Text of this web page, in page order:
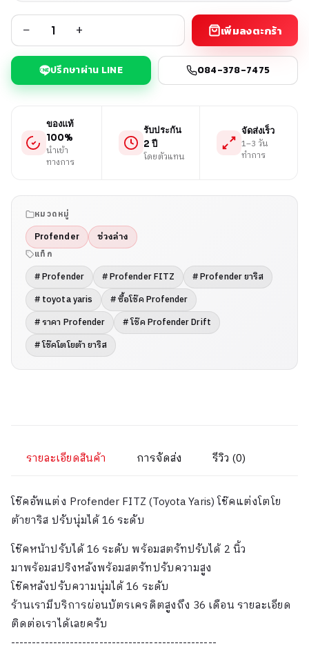
− + เพิ่มลงตะกร้า
ปรึกษาผ่าน LINE 084-378-7475
ของแท้
100%
นำเข้า
ทางการ
รับประกัน
2 ปี
โดยตัวแทน
จัดส่งเร็ว
1–3 วัน
ทำการ
หมวดหมู่
Profender ช่วงล่าง
แท็ก
# Profender # Profender FITZ
# Profender ยาริส
# toyota yaris
# ซื้อโช๊ค Profender
# ราคา Profender
# โช๊ค Profender Drift
# โช๊คโตโยต้า ยาริส
รายละเอียดสินค้า การจัดส่ง รีวิว (0)
โช๊คอัพแต่ง Profender FITZ (Toyota Yaris) โช๊คแต่งโตโย
ต้ายาริส ปรับนุ่มได้ 16 ระดับ
โช๊คหน้าปรับได้ 16 ระดับ พร้อมสตรัทปรับได้ 2 นิ้ว
มาพร้อมสปริงหลังพร้อมสตรัทปรับความสูง
โช๊คหลังปรับความนุ่มได้ 16 ระดับ
ร้านเรามีบริการผ่อนบัตรเครดิตสูงถึง 36 เดือน รายละเอียด
ติดต่อเราได้เลยครับ
-------------------------------------------------